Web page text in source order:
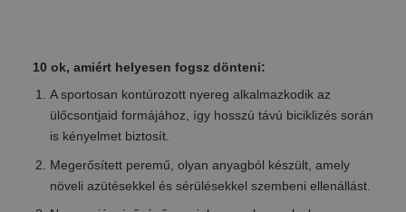
10 ok, amiért helyesen fogsz dönteni:
A sportosan kontúrozott nyereg alkalmazkodik az
ülőcsontjaid formájához, így hosszú távú biciklizés során
is kényelmet biztosít.
Megerősített peremű, olyan anyagból készült, amely
növeli azütésekkel és sérülésekkel szembeni ellenállást.